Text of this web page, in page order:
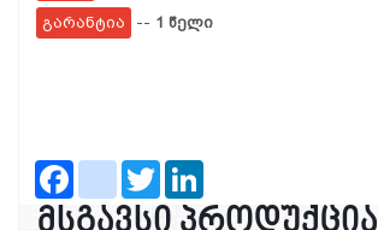
გარანტია -- 1 წელი
FacebookinstagramTwitter